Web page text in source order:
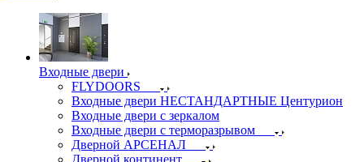
Входные двери
FLYDOORS
Входные двери НЕСТАНДАРТНЫЕ Центурион
Входные двери с зеркалом
Входные двери с терморазрывом
Дверной АРСЕНАЛ
Дверной континент